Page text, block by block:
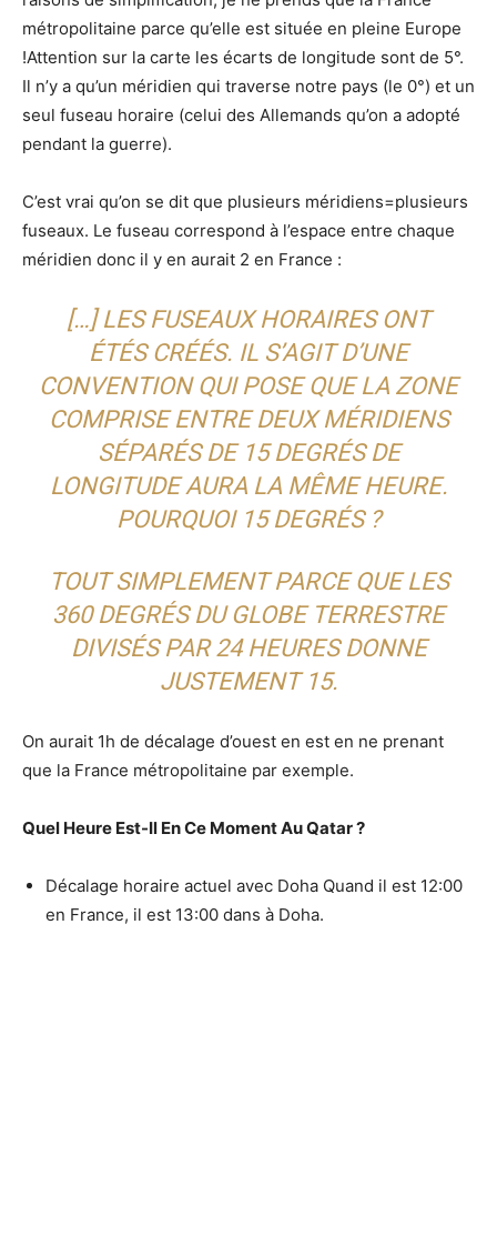
métropolitaine parce qu’elle est située en pleine Europe
!Attention sur la carte les écarts de longitude sont de 5°.
Il n’y a qu’un méridien qui traverse notre pays (le 0°) et un
seul fuseau horaire (celui des Allemands qu’on a adopté
pendant la guerre).
C’est vrai qu’on se dit que plusieurs méridiens=plusieurs
fuseaux. Le fuseau correspond à l’espace entre chaque
méridien donc il y en aurait 2 en France :
[…] LES FUSEAUX HORAIRES ONT
ÉTÉS CRÉÉS. IL S’AGIT D’UNE
CONVENTION QUI POSE QUE LA ZONE
COMPRISE ENTRE DEUX MÉRIDIENS
SÉPARÉS DE 15 DEGRÉS DE
LONGITUDE AURA LA MÊME HEURE.
POURQUOI 15 DEGRÉS ?
TOUT SIMPLEMENT PARCE QUE LES
360 DEGRÉS DU GLOBE TERRESTRE
DIVISÉS PAR 24 HEURES DONNE
JUSTEMENT 15.
On aurait 1h de décalage d’ouest en est en ne prenant
que la France métropolitaine par exemple.
Quel Heure Est-Il En Ce Moment Au Qatar ?
Décalage horaire actuel avec Doha Quand il est 12:00
en France, il est 13:00 dans à Doha.